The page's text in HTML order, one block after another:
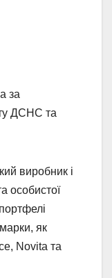
за
ДСНС та
виробник і
особистої
марки, як
Novita та